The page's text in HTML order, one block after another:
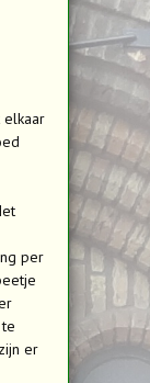
elkaar
per
er